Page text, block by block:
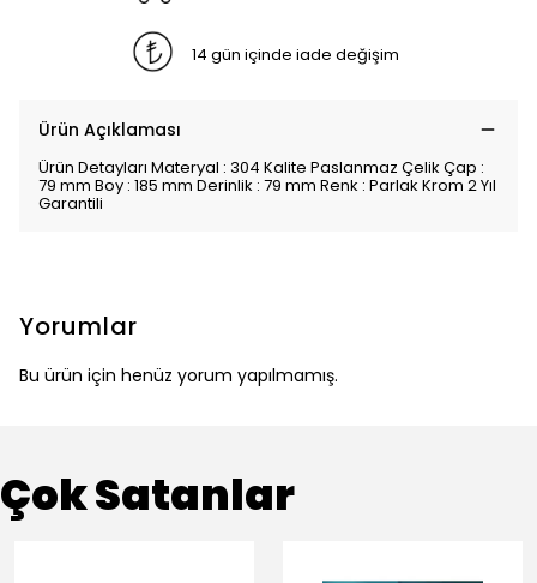
14 gün içinde iade değişim
Ürün Açıklaması
Ürün Detayları Materyal : 304 Kalite Paslanmaz Çelik Çap :
79 mm Boy : 185 mm Derinlik : 79 mm Renk : Parlak Krom 2 Yıl
Garantili
Yorumlar
Bu ürün için henüz yorum yapılmamış.
Çok Satanlar